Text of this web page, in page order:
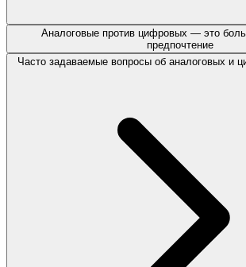
Аналоговые против цифровых — это
предпочтение
Часто задаваемые вопросы об аналоговых и